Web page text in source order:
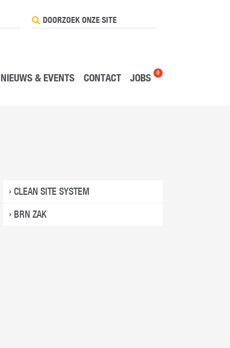
NIEUWS & EVENTS CONTACT JOBS 0
› CLEAN SITE SYSTEM
› BRN ZAK